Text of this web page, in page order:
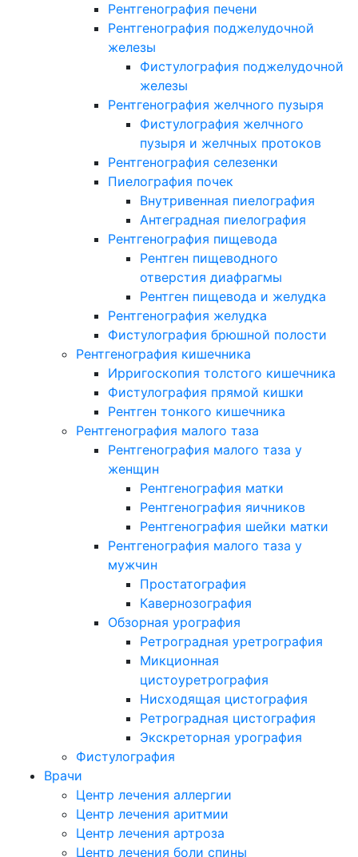
Рентгенография печени
Рентгенография поджелудочной
железы
Фистулография поджелудочной
железы
Рентгенография желчного пузыря
Фистулография желчного
пузыря и желчных протоков
Рентгенография селезенки
Пиелография почек
Внутривенная пиелография
Антеградная пиелография
Рентгенография пищевода
Рентген пищеводного
отверстия диафрагмы
Рентген пищевода и желудка
Рентгенография желудка
Фистулография брюшной полости
Рентгенография кишечника
Ирригоскопия толстого кишечника
Фистулография прямой кишки
Рентген тонкого кишечника
Рентгенография малого таза
Рентгенография малого таза у
женщин
Рентгенография матки
Рентгенография яичников
Рентгенография шейки матки
Рентгенография малого таза у
мужчин
Простатография
Кавернозография
Обзорная урография
Ретроградная уретрография
Микционная
цистоуретрография
Нисходящая цистография
Ретроградная цистография
Экскреторная урография
Фистулография
Врачи
Центр лечения аллергии
Центр лечения аритмии
Центр лечения артроза
Центр лечения боли спины